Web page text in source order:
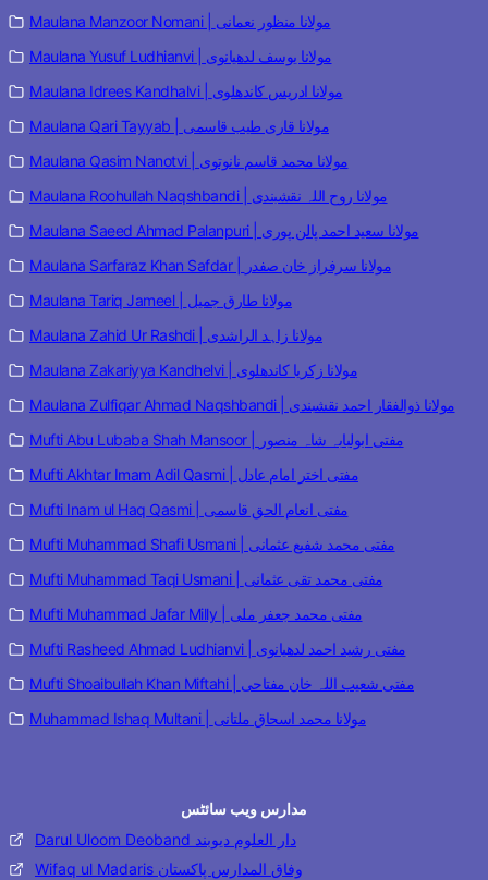
Maulana Manzoor Nomani | مولانا منظور نعمانی
Maulana Yusuf Ludhianvi | مولانا یوسف لدھیانوی
Maulana Idrees Kandhalvi | مولانا ادریس کاندھلوی
Maulana Qari Tayyab | مولانا قاری طیب قاسمی
Maulana Qasim Nanotvi | مولانا محمد قاسم نانوتوی
Maulana Roohullah Naqshbandi | مولانا روح اللہ نقشبندی
Maulana Saeed Ahmad Palanpuri | مولانا سعید احمد پالن پوری
Maulana Sarfaraz Khan Safdar | مولانا سرفراز خان صفدر
Maulana Tariq Jameel | مولانا طارق جمیل
Maulana Zahid Ur Rashdi | مولانا زاہد الراشدی
Maulana Zakariyya Kandhelvi | مولانا زکریا کاندھلوی
Maulana Zulfiqar Ahmad Naqshbandi | مولانا ذوالفقار احمد نقشبندی
Mufti Abu Lubaba Shah Mansoor | مفتی ابولبابہ شاہ منصور
Mufti Akhtar Imam Adil Qasmi | مفتی اختر امام عادل
Mufti Inam ul Haq Qasmi | مفتی انعام الحق قاسمی
Mufti Muhammad Shafi Usmani | مفتی محمد شفیع عثمانی
Mufti Muhammad Taqi Usmani | مفتی محمد تقی عثمانی
Mufti Muhammad Jafar Milly | مفتی محمد جعفر ملی
Mufti Rasheed Ahmad Ludhianvi | مفتی رشید احمد لدھیانوی
Mufti Shoaibullah Khan Miftahi | مفتی شعیب اللہ خان مفتاحی
Muhammad Ishaq Multani | مولانا محمد اسحاق ملتانی
مدارس ویب سائٹس
Darul Uloom Deoband دار العلوم دیوبند
Wifaq ul Madaris وفاق المدارس پاکستان